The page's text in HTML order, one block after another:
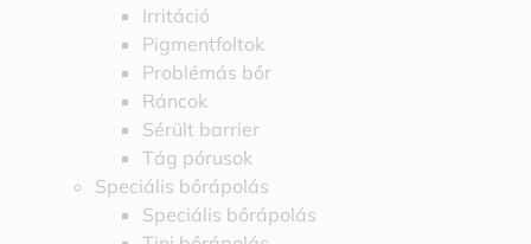
Irritáció
Pigmentfoltok
Problémás bőr
Ráncok
Sérült barrier
Tág pórusok
Speciális bőrápolás
Speciális bőrápolás